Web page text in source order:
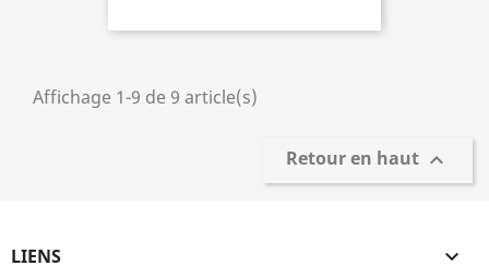
Affichage 1-9 de 9 article(s)
Retour en haut 
LIENS 